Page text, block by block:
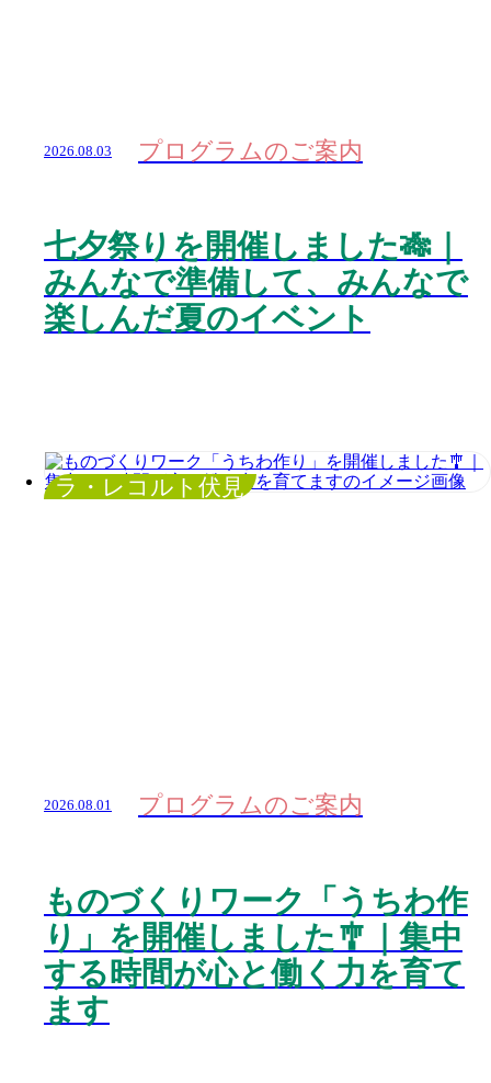
2026.08.03 プログラムのご案内
七夕祭りを開催しました🎋｜
みんなで準備して、みんなで
楽しんだ夏のイベント
ラ・レコルト伏見
2026.08.01 プログラムのご案内
ものづくりワーク「うちわ作
り」を開催しました🎐｜集中
する時間が心と働く力を育て
ます